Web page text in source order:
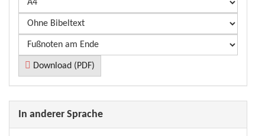
Download (PDF)
In anderer Sprache